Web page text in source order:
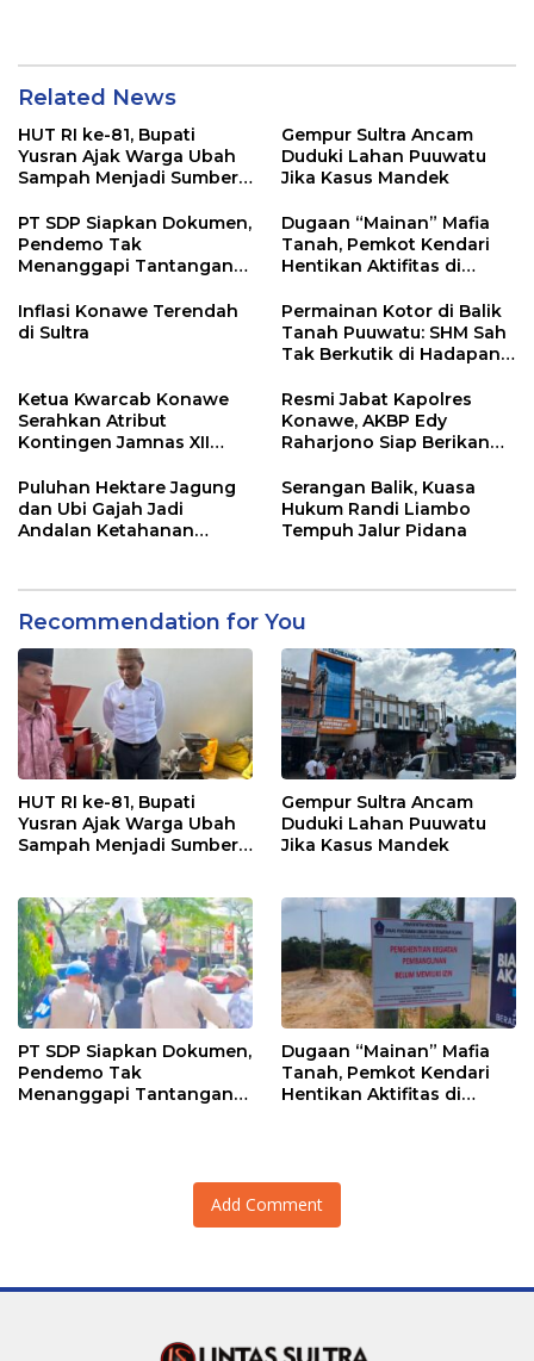
Related News
HUT RI ke-81, Bupati
Yusran Ajak Warga Ubah
Sampah Menjadi Sumber
Gempur Sultra Ancam
Duduki Lahan Puuwatu
Jika Kasus Mandek
PT SDP Siapkan Dokumen,
Pendemo Tak
Menanggapi Tantangan
Dugaan “Mainan” Mafia
Tanah, Pemkot Kendari
Hentikan Aktifitas di
Inflasi Konawe Terendah
di Sultra
Permainan Kotor di Balik
Tanah Puuwatu: SHM Sah
Tak Berkutik di Hadapan
Ketua Kwarcab Konawe
Serahkan Atribut
Kontingen Jamnas XII
Resmi Jabat Kapolres
Konawe, AKBP Edy
Raharjono Siap Berikan
Puluhan Hektare Jagung
dan Ubi Gajah Jadi
Andalan Ketahanan
Serangan Balik, Kuasa
Hukum Randi Liambo
Tempuh Jalur Pidana
Recommendation for You
HUT RI ke-81, Bupati
Yusran Ajak Warga Ubah
Sampah Menjadi Sumber
Gempur Sultra Ancam
Duduki Lahan Puuwatu
Jika Kasus Mandek
PT SDP Siapkan Dokumen,
Pendemo Tak
Menanggapi Tantangan
Dugaan “Mainan” Mafia
Tanah, Pemkot Kendari
Hentikan Aktifitas di
Add Comment